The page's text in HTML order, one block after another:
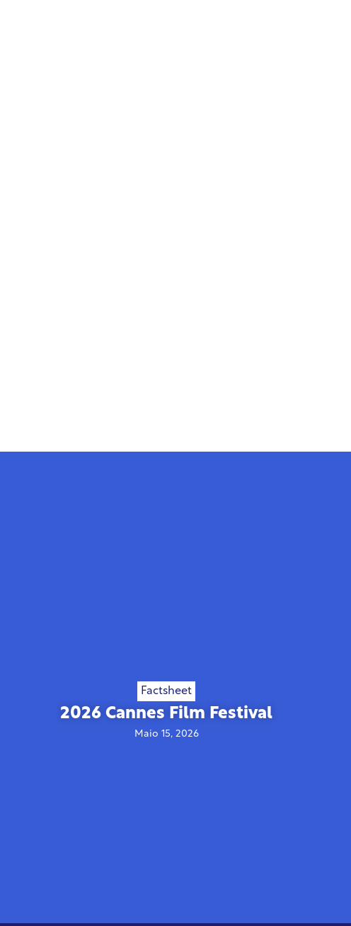
Factsheet
2026 Cannes Film Festival
Maio 15, 2026